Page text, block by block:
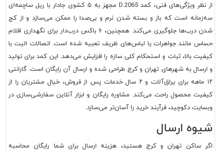
از نظر ویژگی‌های فنی، کمد D.2065 مجهز به ۵ کشوی جادار با ریل ساچمه‌ای
سه‌زمانه است که باز و بسته شدن نرم و بی‌صدا را ممکن می‌سازد و از کج
شدن درب‌ها جلوگیری می‌کند. همچنین، ۶ باکس درب‌دار برای نگهداری اقلام
حساس مانند جواهرات یا لباس‌های ظریف تعبیه شده است. اتصالات الیت با
کیفیت بالا، ثبات و استحکام کلی سازه را افزایش می‌دهد. این کمد برای تولید
و ارسال به شهرهای تهران و کرج طراحی شده و ارسال آن رایگان است. گارانتی
۱۲ ماهه برای یراق‌آلات و ۲ سال خدمات پس از فروش، خیال مشتریان را از
کیفیت محصول راحت می‌کند. مشاوره رایگان و ابزار آنلاین سفارشی‌سازی در
وبسایت دکوچید، فرآیند خرید را آسان‌تر می‌سازد.
شیوه ارسال
اگر ساکن تهران و کرج هستید، هزینه ارسال برای شما رایگان محاسبه